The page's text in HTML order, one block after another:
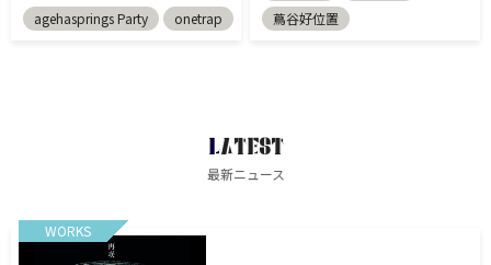
agehasprings Party onetrap
蔦谷好位置
LATEST
最新ニュース
WORKS